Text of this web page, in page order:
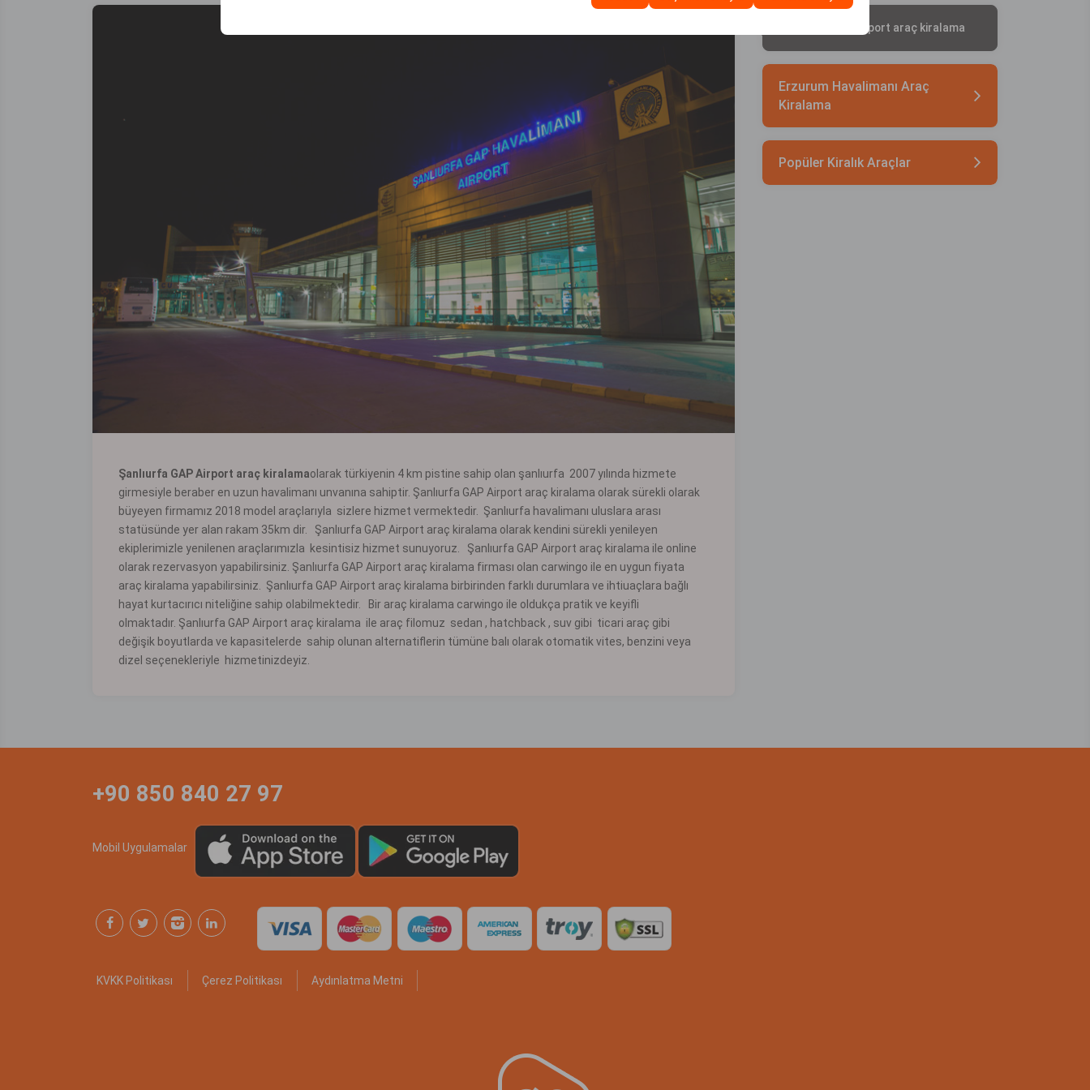
Şanlıurfa GAP Airport araç kiralamaolarak türkiyenin 4 km pistine sahip olan şanlıurfa 2007 yılında hizmete
girmesiyle beraber en uzun havalimanı unvanına sahiptir. Şanlıurfa GAP Airport araç kiralama olarak sürekli olarak
büyeyen firmamız 2018 model araçlarıyla sizlere hizmet vermektedir. Şanlıurfa havalimanı uluslara arası
statüsünde yer alan rakam 35km dir. Şanlıurfa GAP Airport araç kiralama olarak kendini sürekli yenileyen
ekiplerimizle yenilenen araçlarımızla kesintisiz hizmet sunuyoruz. Şanlıurfa GAP Airport araç kiralama ile online
olarak rezervasyon yapabilirsiniz. Şanlıurfa GAP Airport araç kiralama firması olan carwingo ile en uygun fiyata
araç kiralama yapabilirsiniz. Şanlıurfa GAP Airport araç kiralama birbirinden farklı durumlara ve ihtiuaçlara bağlı
hayat kurtacırıcı niteliğine sahip olabilmektedir. Bir araç kiralama carwingo ile oldukça pratik ve keyifli
olmaktadır. Şanlıurfa GAP Airport araç kiralama ile araç filomuz sedan , hatchback , suv gibi ticari araç gibi
değişik boyutlarda ve kapasitelerde sahip olunan alternatiflerin tümüne balı olarak otomatik vites, benzini veya
dizel seçenekleriyle hizmetinizdeyiz.
Şanlıurfa GAP Airport araç kiralama
Erzurum Havalimanı Araç
Kiralama
Popüler Kiralık Araçlar
+90 850 840 27 97
Mobil Uygulamalar
KVKK Politikası Çerez Politikası Aydınlatma Metni